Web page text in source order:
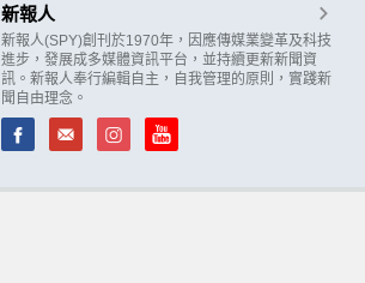
新報人
新報人(SPY)創刊於1970年，因應傳媒業變革及科技
進步，發展成多媒體資訊平台，並持續更新新聞資
訊。新報人奉行編輯自主，自我管理的原則，實踐新
聞自由理念。